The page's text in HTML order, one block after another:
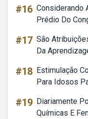
#16 Considerando
Prédio Do
#17 São
Da
#18 Estimulação
Para Idosos
#19 Diariamente
Químicas E